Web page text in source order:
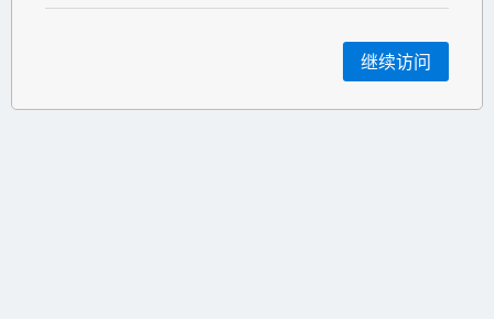
继续访问